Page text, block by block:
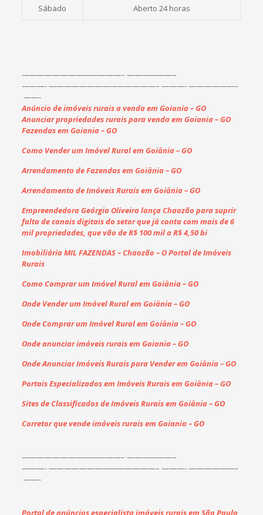
Sábado Aberto 24 horas
—————————————– ——————–
———-——————————————– ———- ——————–
——-
Anúncio de imóveis rurais a venda em Goiania – GO
Anunciar propriedades rurais para venda em Goiania – GO
Fazendas em Goiania – GO
Como Vender um Imóvel Rural em Goiânia – GO
Arrendamento de Fazendas em Goiânia – GO
Arrendamento de Imóveis Rurais em Goiânia – GO
Empreendedora Geórgia Oliveira lança Chaozão para suprir
falta de canais digitais do setor que já conta com mais de 6
mil propriedades, que vão de R$ 100 mil a R$ 4,50 bi
Imobiliária MIL FAZENDAS – Chaozão – O Portal de Imóveis
Rurais
Como Comprar um Imóvel Rural em Goiânia – GO
Onde Vender um Imóvel Rural em Goiânia – GO
Onde Comprar um Imóvel Rural em Goiânia – GO
Onde anunciar imóveis rurais em Goiania – GO
Onde Anunciar Imóveis Rurais para Vender em Goiânia – GO
Portais Especializados em Imóveis Rurais em Goiânia – GO
Sites de Classificados de Imóveis Rurais em Goiânia – GO
Corretor que vende imóveis rurais em Goiania – GO
—————————————– ——————–
———-——————————————– ———- ——————–
——-
Portal de anúncios especialista imóveis rurais em São Paulo